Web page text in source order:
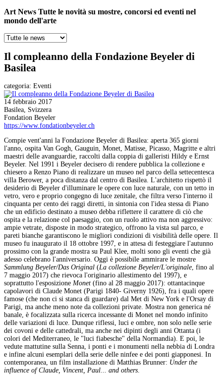
Art News Tutte le novità su mostre, concorsi ed eventi nel
mondo dell'arte
Il compleanno della Fondazione Beyeler di
Basilea
categoria: Eventi
14 febbraio 2017
Basilea, Svizzera
Fondation Beyeler
https://www.fondationbeyeler.ch
Compie vent'anni la Fondazione Beyeler di Basilea: aperta 365 giorni
l'anno, ospita Van Gogh, Gauguin, Monet, Matisse, Picasso, Magritte e altri
maestri delle avanguardie, raccolti dalla coppia di galleristi Hildy e Ernst
Beyeler. Nel 1991 i Beyeler decisero di rendere pubblica la collezione e
chiesero a Renzo Piano di realizzare un museo nel parco della settecentesca
villa Berower, a poca distanza dal centro di Basilea. L'architetto rispettò il
desiderio di Beyeler d'illuminare le opere con luce naturale, con un tetto in
vetro, vero e proprio congegno di luce zenitale, che filtra verso l'interno il
cinquanta per cento dei raggi diretti, in sintonia con l'idea stessa di Piano
che un edificio destinato a museo debba riflettere il carattere di ciò che
ospita e la relazione col paesaggio, con un ruolo attivo ma non aggressivo:
ampie vetrate, disposte in modo strategico, offrono la vista sul parco, e
pareti bianche garantiscono le migliori condizioni di visibilità delle opere. Il
museo fu inaugurato il 18 ottobre 1997, e in attesa di festeggiare l'autunno
prossimo con la grande mostra su Paul Klee, molti sono gli eventi che già
adesso celebrano l'anniversario. Oggi è possibile ammirare le mostre
Sammlung Beyeler/Das Original (La collezione Beyeler/L'originale, fino al
7 maggio 2017) che rievoca l'originario allestimento del 1997), e
soprattutto l'esposizione Monet (fino al 28 maggio 2017): ottantacinque
capolavori di Claude Monet (Parigi 1840- Giverny 1926), fra i quali opere
famose (che non ci si stanca di guardare) dal Met di New York e l'Orsay di
Parigi, ma anche meno note da collezioni private. Mostra non generica né
banale, è focalizzata sulla ricerca incessante di Monet nel mondo infinito
delle variazioni di luce. Dunque riflessi, luci e ombre, non solo nelle serie
dei covoni e delle cattedrali, ma anche nei dipinti degli anni Ottanta (i
colori del Mediterraneo, le "luci fiabesche" della Normandia). E poi, le
vedute mattutine sulla Senna, i ponti e i monumenti nella nebbia di Londra
e infine alcuni esemplari della serie delle ninfee e dei ponti giapponesi. In
contemporanea, un film installazione di Matthias Brunner: Under the
influence of Claude, Vincent, Paul... and others.